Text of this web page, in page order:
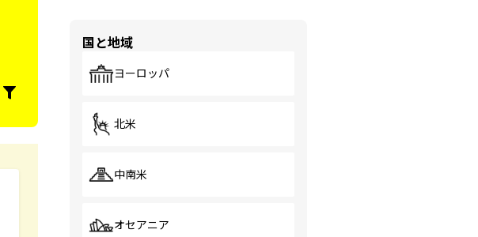
国と地域
ヨーロッパ
北米
中南米
オセアニア